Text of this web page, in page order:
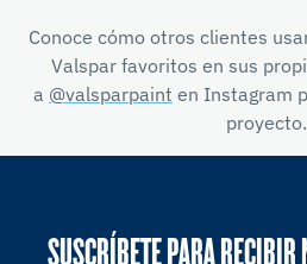
Conoce cómo otros clientes
Valspar favoritos en sus
a @valsparpaint en Instagram
proyecto.
SUSCRÍBETE PARA RECIBIR